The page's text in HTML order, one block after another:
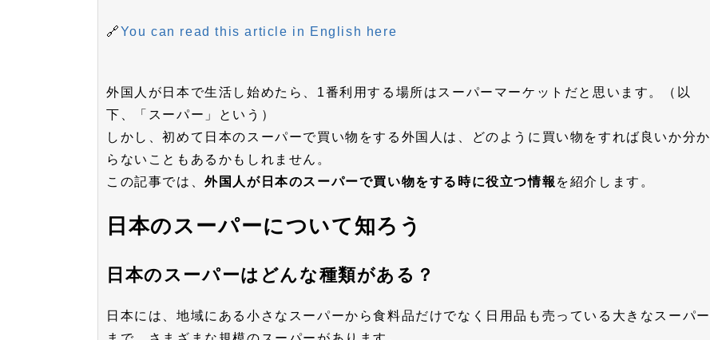
🔗You can read this article in English here
外国人が日本で生活し始めたら、1番利用する場所はスーパーマーケットだと思います。（以
下、「スーパー」という）
しかし、初めて日本のスーパーで買い物をする外国人は、どのように買い物をすれば良いか分か
らないこともあるかもしれません。
この記事では、外国人が日本のスーパーで買い物をする時に役立つ情報 を紹介します。
日本のスーパーについて知ろう
日本のスーパーはどんな種類がある？
日本には、地域にある小さなスーパーから食料品だけでなく日用品も売っている大きなスーパー